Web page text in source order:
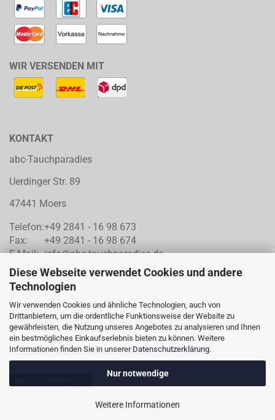
Diese Webseite verwendet Cookies und andere
Technologien
Wir verwenden Cookies und ähnliche Technologien, auch von
Drittanbietern, um die ordentliche Funktionsweise der Website zu
gewährleisten, die Nutzung unseres Angebotes zu analysieren und Ihnen
ein bestmögliches Einkaufserlebnis bieten zu können. Weitere
Informationen finden Sie in unserer Datenschutzerklärung.
Nur notwendige
Weitere Informationen
WIR VERSENDEN MIT
KONTAKT
abc-Tauchparadies
Uerdinger Str. 89
47441 Moers
Telefon:+49 2841 - 16 98 673
Fax:
+49 2841 - 16 98 674
E-Mail: info@abc-tauchparadies.de
SOCIAL MEDIA
Facebook
Twitter
Instragram